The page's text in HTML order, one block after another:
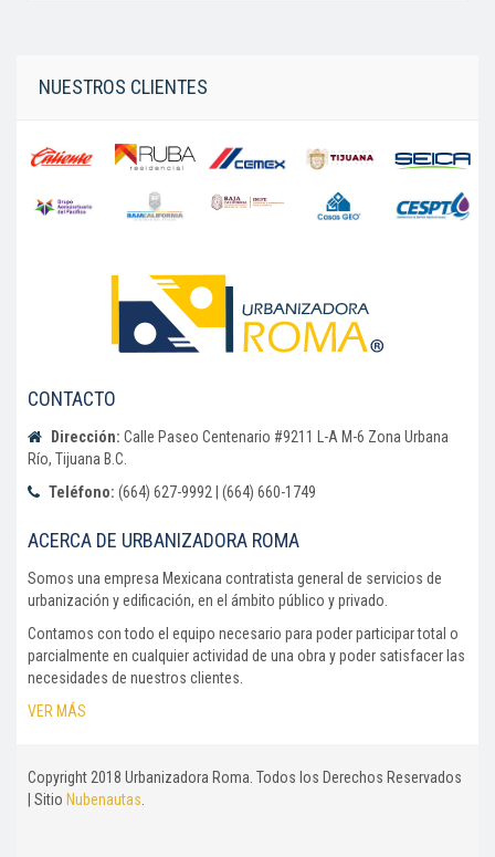
NUESTROS CLIENTES
CONTACTO
Dirección: Calle Paseo Centenario #9211 L-A M-6 Zona Urbana
Río, Tijuana B.C.
Teléfono: (664) 627-9992 | (664) 660-1749
ACERCA DE URBANIZADORA ROMA
Somos una empresa Mexicana contratista general de servicios de
urbanización y edificación, en el ámbito público y privado.
Contamos con todo el equipo necesario para poder participar total o
parcialmente en cualquier actividad de una obra y poder satisfacer las
necesidades de nuestros clientes.
VER MÁS
Copyright 2018 Urbanizadora Roma. Todos los Derechos Reservados
| Sitio Nubenautas